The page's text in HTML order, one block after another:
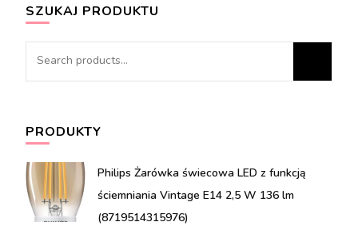
SZUKAJ PRODUKTU
Search
PRODUKTY
Philips Żarówka świecowa LED z funkcją
ściemniania Vintage E14 2,5 W 136 lm
(8719514315976)